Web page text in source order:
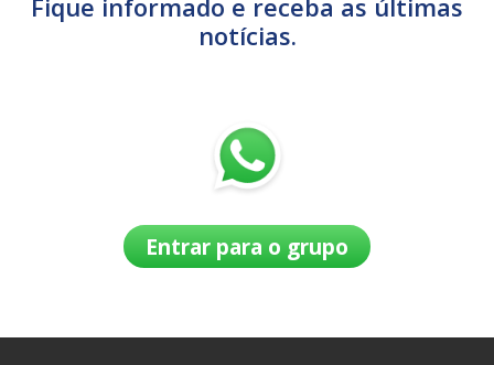
Fique informado e receba as últimas
notícias.
Entrar para o grupo